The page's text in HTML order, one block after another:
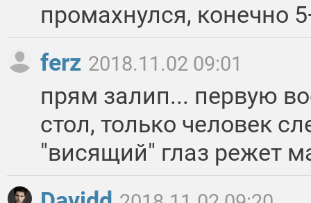
промахнулся, конечно
ferz 2018.11.02 09:01
прям залип... первую
стол, только человек
"висящий" глаз режет